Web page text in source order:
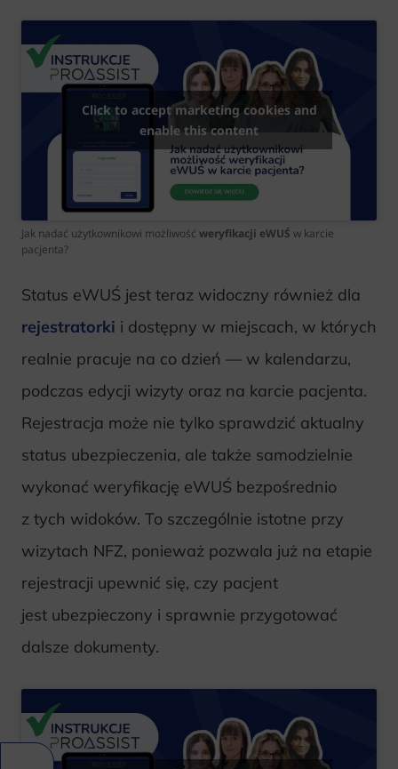
Click to accept marketing cookies and
enable this content
Jak nadać użytkownikowi możliwość weryfikacji eWUŚ w karcie
pacjenta?
Status eWUŚ jest teraz widoczny również dla
rejestratorki i dostępny w miejscach, w których
realnie pracuje na co dzień — w kalendarzu,
podczas edycji wizyty oraz na karcie pacjenta.
Rejestracja może nie tylko sprawdzić aktualny
status ubezpieczenia, ale także samodzielnie
wykonać weryfikację eWUŚ bezpośrednio
z tych widoków. To szczególnie istotne przy
wizytach NFZ, ponieważ pozwala już na etapie
rejestracji upewnić się, czy pacjent
jest ubezpieczony i sprawnie przygotować
dalsze dokumenty.